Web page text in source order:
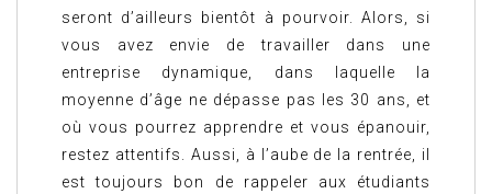
seront d’ailleurs bientôt à pourvoir. Alors, si
vous avez envie de travailler dans une
entreprise dynamique, dans laquelle la
moyenne d’âge ne dépasse pas les 30 ans, et
où vous pourrez apprendre et vous épanouir,
restez attentifs. Aussi, à l’aube de la rentrée, il
est toujours bon de rappeler aux étudiants